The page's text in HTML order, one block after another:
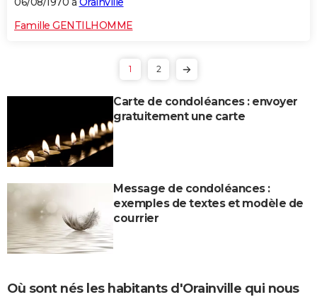
Famille GENTILHOMME
1 2
Carte de condoléances : envoyer
gratuitement une carte
Message de condoléances :
exemples de textes et modèle de
courrier
Où sont nés les habitants d'Orainville qui nous